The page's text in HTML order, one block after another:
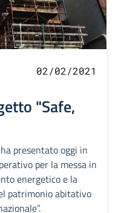
02/02/2021
"Safe,
presentato oggi in
per la messa in
energetico e la
patrimonio abitativo